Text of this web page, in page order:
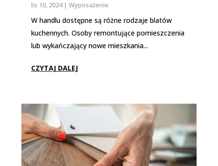
lis 10, 2024| Wyposażenie
W handlu dostępne są różne rodzaje blatów
kuchennych. Osoby remontujące pomieszczenia
lub wykańczający nowe mieszkania...
CZYTAJ DALEJ